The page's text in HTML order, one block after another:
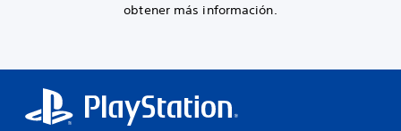
obtener más información.